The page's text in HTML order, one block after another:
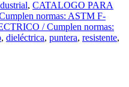
, CATALOGO PARA
normas: ASTM F-
/ Cumplen normas:
, dieléctrica, puntera, resistente,